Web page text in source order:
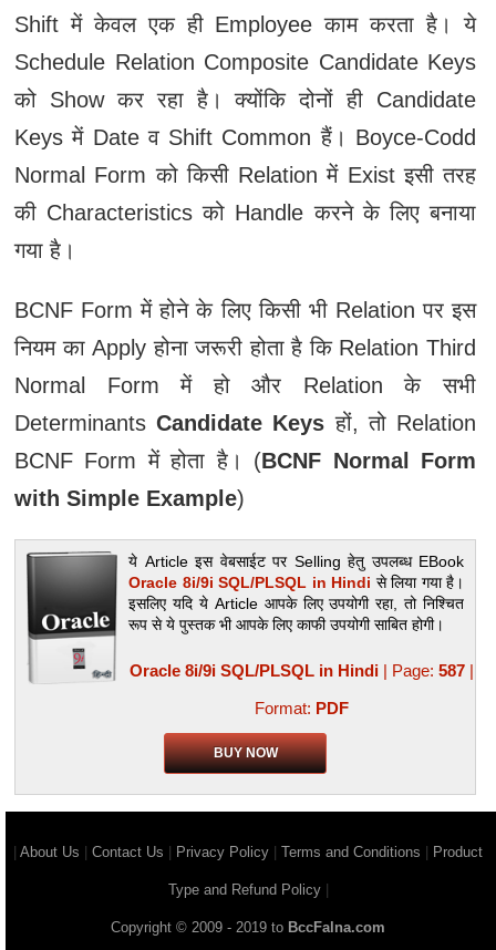
Shift में केवल एक ही Employee काम करता है। ये
Schedule Relation Composite Candidate Keys
को Show कर रहा है। क्योंकि दोनों ही Candidate
Keys में Date व Shift Common हैं। Boyce-Codd
Normal Form को किसी Relation में Exist इसी तरह
की Characteristics को Handle करने के लिए बनाया
गया है।
BCNF Form में होने के लिए किसी भी Relation पर इस
नियम का Apply होना जरूरी होता है कि Relation Third
Normal Form में हो और Relation के सभी
DeterminantsCandidate Keys हों, तो Relation
BCNF Form में होता है। (BCNF Normal Form
with Simple Example)
ये Article इस वेबसाईट पर Selling हेतु उपलब्‍ध EBook
Oracle 8i/9i SQL/PLSQL in Hindi से लिया गया है।
इसलिए यदि ये Article आपके लिए उपयोगी रहा, तो निश्चित
रूप से ये पुस्तक भी आपके लिए काफी उपयोगी साबित होगी।
Oracle 8i/9i SQL/PLSQL in Hindi | Page:587 |
Format: PDF
BUY NOW
About Us Contact Us Privacy Policy Terms and Conditions Product
Type and Refund Policy|
Copyright © 2009 - 2019 to BccFalna.com